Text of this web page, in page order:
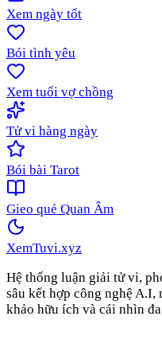
Xem ngày tốt
Bói tình yêu
Xem tuổi vợ chồng
Tử vi hàng ngày
Bói bài Tarot
Gieo quẻ Quan Âm
XemTuvi.xyz
Hệ thống luận giải tử vi,
sâu kết hợp công nghệ
khảo hữu ích và cái nhìn